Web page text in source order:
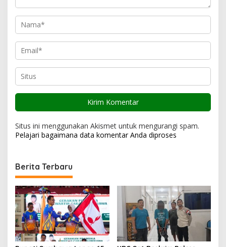
Situs ini menggunakan Akismet untuk mengurangi spam.
Pelajari bagaimana data komentar Anda diproses
Berita Terbaru